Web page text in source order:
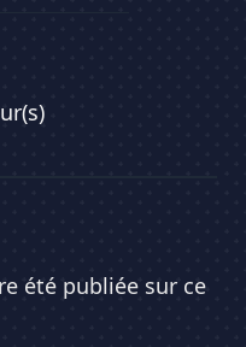
été publiée sur ce